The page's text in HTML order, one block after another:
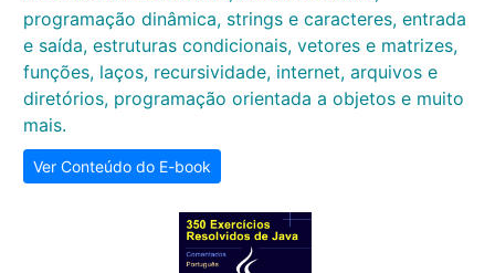
programação dinâmica, strings e caracteres, entrada
e saída, estruturas condicionais, vetores e matrizes,
funções, laços, recursividade, internet, arquivos e
diretórios, programação orientada a objetos e muito
mais.
Ver Conteúdo do E-book